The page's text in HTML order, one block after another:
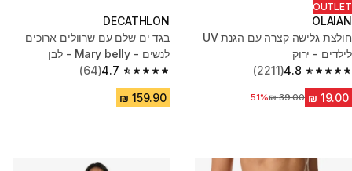
OUTLET
OLAIAN
חולצת גלישה קצרה עם הגנת UV
לילדים - ירוק
4.8
4.8 out of 5 stars from 2211 reviews
(2211)
מחיר לפני הנחה‏39.00 ₪
51%
DECATHLON
בגד ים שלם עם שרוולים ארוכים
לנשים - Mary belly - לבן
4.7
4.7 out of 5 stars from 64 reviews
(64)